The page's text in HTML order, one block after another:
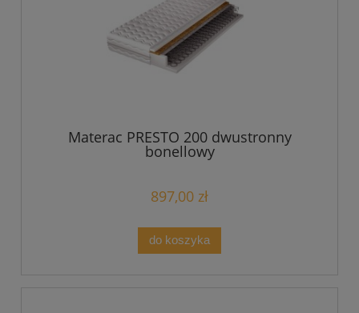
Materac PRESTO 200 dwustronny
bonellowy
897,00 zł
do koszyka